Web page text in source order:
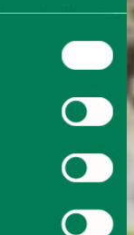
der Dienste
nutzen.